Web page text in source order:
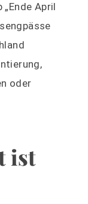
April
oder
ist